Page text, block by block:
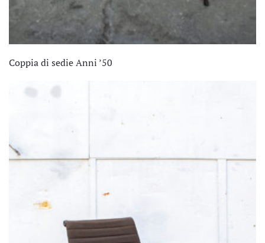
Coppia di sedie Anni ’50